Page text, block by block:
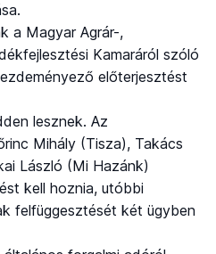
a Magyar Agrár-,
Kamaráról szóló
előterjesztést
lesznek. Az
Mihály (Tisza), Takács
László (Mi Hazánk)
kell hoznia, utóbbi
felfüggesztését két ügyben